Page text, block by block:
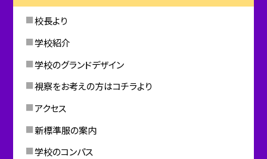
校長より
学校紹介
学校のグランドデザイン
視察をお考えの方はコチラより
アクセス
新標準服の案内
学校のコンパス